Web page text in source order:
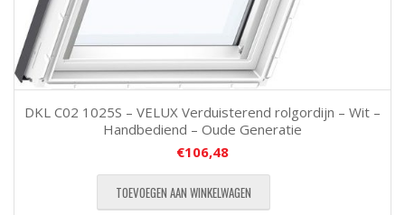
DKL C02 1025S – VELUX Verduisterend rolgordijn – Wit –
Handbediend – Oude Generatie
€106,48
TOEVOEGEN AAN WINKELWAGEN